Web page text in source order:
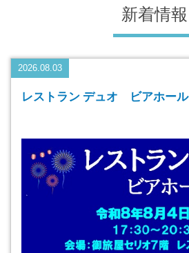
新着情報
2026.08.03
レストラン デュオ ビアホール